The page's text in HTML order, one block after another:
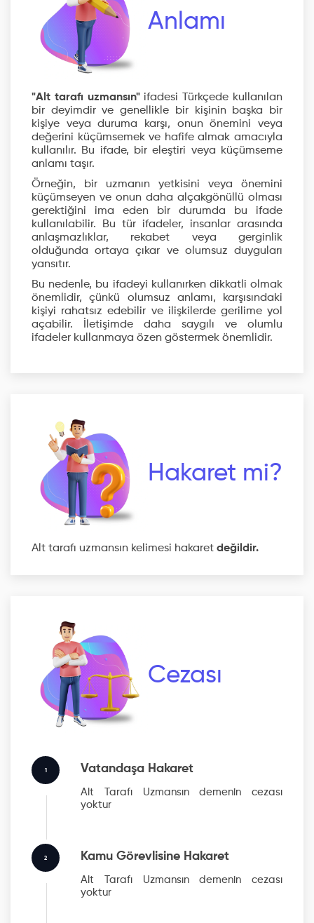
Anlamı
"Alt tarafı uzmansın"ifadesi Türkçede kullanılan
bir deyimdir ve genellikle bir kişinin başka bir
kişiye veya duruma karşı, onun önemini veya
değerini küçümsemek ve hafife almak amacıyla
kullanılır. Bu ifade, bir eleştiri veya küçümseme
anlamı taşır.
Örneğin, bir uzmanın yetkisini veya önemini
küçümseyen ve onun daha alçakgönüllü olması
gerektiğini ima eden bir durumda bu ifade
kullanılabilir. Bu tür ifadeler, insanlar arasında
anlaşmazlıklar, rekabet veya gerginlik
olduğunda ortaya çıkar ve olumsuz duyguları
yansıtır.
Bu nedenle, bu ifadeyi kullanırken dikkatli olmak
önemlidir, çünkü olumsuz anlamı, karşısındaki
kişiyi rahatsız edebilir ve ilişkilerde gerilime yol
açabilir. İletişimde daha saygılı ve olumlu
ifadeler kullanmaya özen göstermek önemlidir.
Hakaret mi?
Alt tarafı uzmansın kelimesi hakaret değildir.
Cezası
1 Vatandaşa Hakaret
Alt Tarafı Uzmansındemenin cezası
yoktur
2 Kamu Görevlisine Hakaret
Alt Tarafı Uzmansındemenin cezası
yoktur